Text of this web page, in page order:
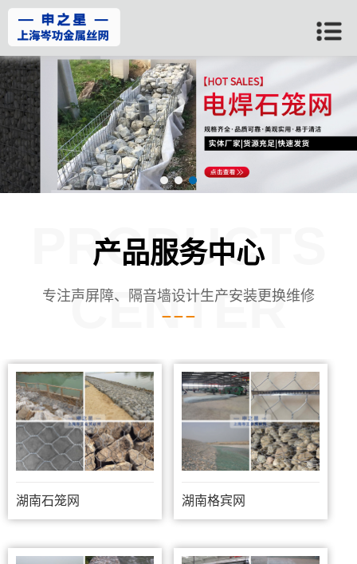
产品服务中心
PRODUCTS
CENTER
专注声屏障、隔音墙设计生产安装更换维修
湖南石笼网 湖南格宾网